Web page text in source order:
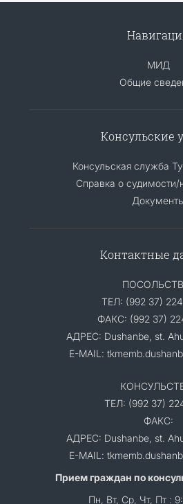
МИД
Общие
Консульские
Консульская служба
Справка о судимости/
Контактные
ТЕЛ: (992 37)
ФАКС: (992 37)
АДРЕС: Dushanbe, st.
E-MAIL:
ТЕЛ: (992 37)
ФАКС:
АДРЕС: Dushanbe, st.
E-MAIL:
Прием граждан по
Пн, Вт, Ср, Чт, Пт :